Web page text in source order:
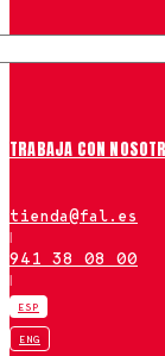
TRABAJA CON
tienda@fal.es
941 38 08 00
ESP
ENG